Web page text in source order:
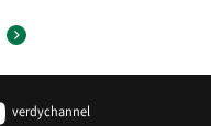
verdychannel